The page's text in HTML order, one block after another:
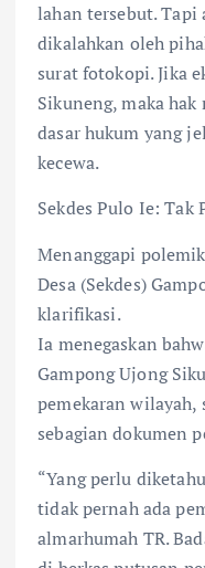
lahan tersebut.
dikalahkan oleh
surat fotokopi. Jika
Sikuneng, maka
dasar hukum yang
kecewa.
Sekdes Pulo Ie: Tak
Menanggapi
Desa (Sekdes)
klarifikasi.
Ia menegaskan
Gampong Ujong
pemekaran wilayah,
sebagian dokumen
“Yang perlu
tidak pernah ada
almarhumah TR.